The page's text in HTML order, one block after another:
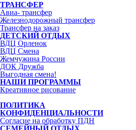
ТРАНСФЕР
Авиа- трансфер
Железнодорожный трансфер
Трансфер на заказ
ДЕТСКИЙ ОТДЫХ
ВДЦ Орленок
ВДЦ Смена
Жемчужина России
ДОК Дружба
Выгодная смена!
НАШИ ПРОГРАММЫ
Креативное рисование
ПОЛИТИКА
КОНФИДЕНЦИАЛЬНОСТИ
Согласие на обработку ПДН
СЕМЕЙНЫЙ ОТДЫХ